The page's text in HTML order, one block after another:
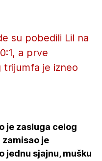
su pobedili Lil na
a prve
trijumfa je izneo
je zasluga celog
je
jednu sjajnu, mušku